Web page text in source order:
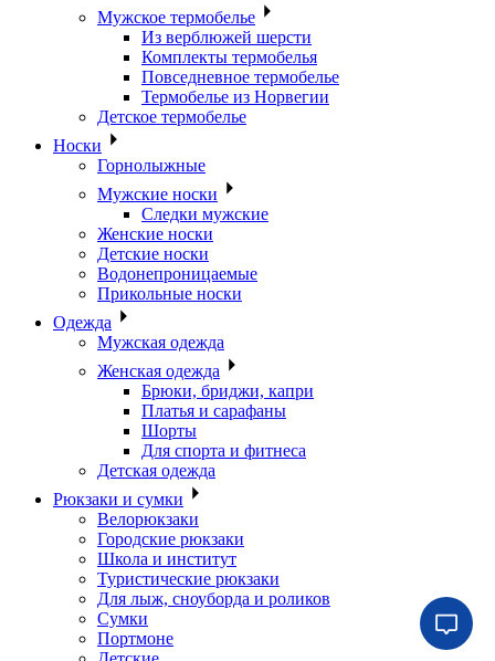
Мужское термобелье
Из верблюжей шерсти
Комплекты термобелья
Повседневное термобелье
Термобелье из Норвегии
Детское термобелье
Носки
Горнолыжные
Мужские носки
Следки мужские
Женские носки
Детские носки
Водонепроницаемые
Прикольные носки
Одежда
Мужская одежда
Женская одежда
Брюки, бриджи, капри
Платья и сарафаны
Шорты
Для спорта и фитнеса
Детская одежда
Рюкзаки и сумки
Велорюкзаки
Городские рюкзаки
Школа и институт
Туристические рюкзаки
Для лыж, сноуборда и роликов
Сумки
Портмоне